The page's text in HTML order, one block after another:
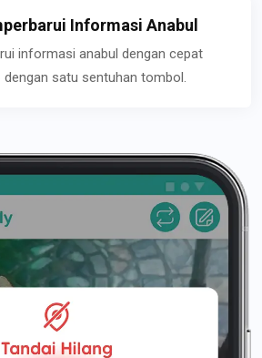
Informasi Anabul
informasi anabul dengan cepat
dengan satu sentuhan tombol.